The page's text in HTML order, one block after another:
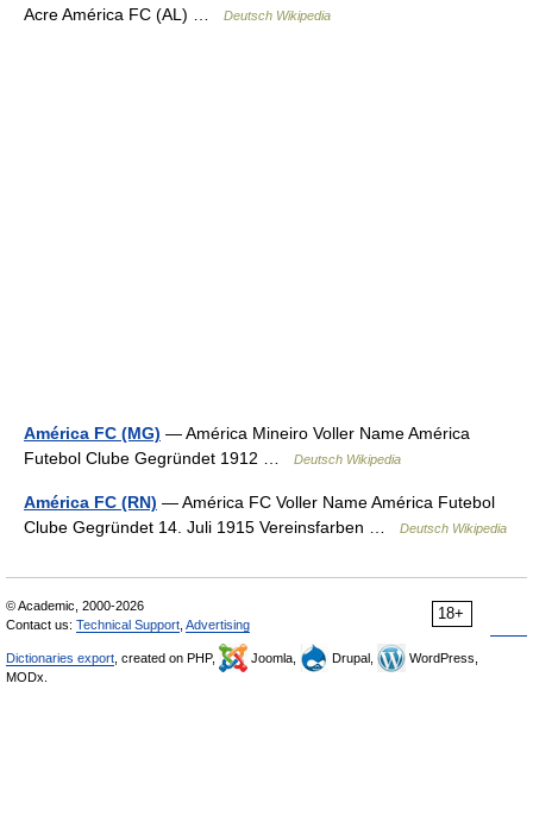
Acre América FC (AL) …
Deutsch Wikipedia
América FC (MG) — América Mineiro Voller Name América
Futebol Clube Gegründet 1912 …
Deutsch Wikipedia
América FC (RN) — América FC Voller Name América Futebol
Clube Gegründet 14. Juli 1915 Vereinsfarben …
Deutsch Wikipedia
18+
© Academic, 2000-2026
Contact us: Technical Support Advertising
Dictionaries export , created on PHP, Joomla, Drupal,
WordPress,
MODx.